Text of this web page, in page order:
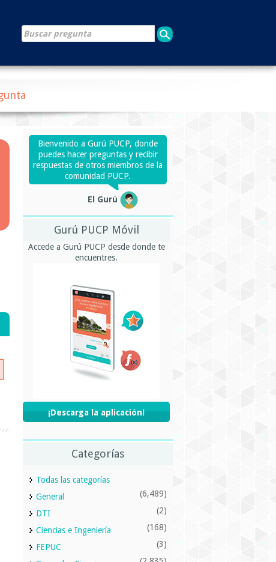
Bienvenido a Gurú PUCP, donde
puedes hacer preguntas y recibir
respuestas de otros miembros de la
comunidad PUCP.
El Gurú
Gurú PUCP Móvil
Accede a Gurú PUCP desde donde te
encuentres.
¡Descarga la aplicación!
Categorías
Todas las categorías
General
(6,489)
DTI (2)
Ciencias e Ingeniería (168)
FEPUC (3)